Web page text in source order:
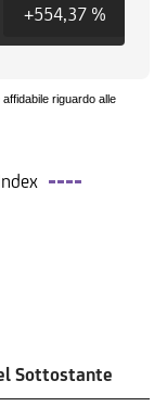
+554,37 %
riguardo alle
Sottostante